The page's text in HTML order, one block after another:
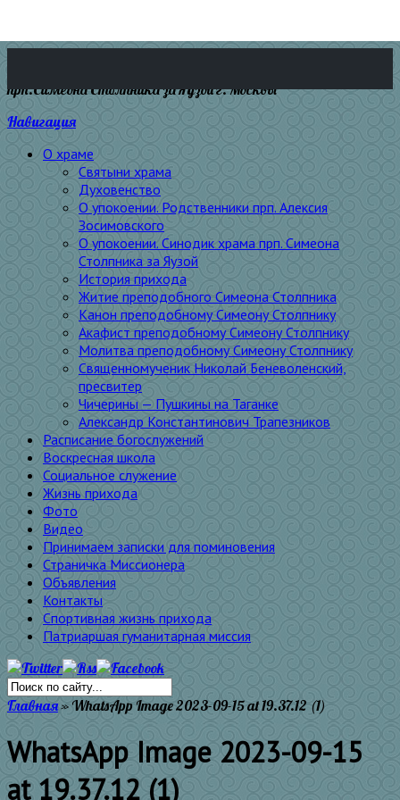
прп.Симеона Столпника за Яузой г. Москвы
Навигация
О храме
Святыни храма
Духовенство
О упокоении. Родственники прп. Алексия
Зосимовского
О упокоении. Синодик храма прп. Симеона
Столпника за Яузой
История прихода
Житие преподобного Симеона Столпника
Канон преподобному Симеону Столпнику
Акафист преподобному Симеону Столпнику
Молитва преподобному Симеону Столпнику
Священномученик Николай Беневоленский,
пресвитер
Чичерины — Пушкины на Таганке
Александр Константинович Трапезников
Расписание богослужений
Воскресная школа
Социальное служение
Жизнь прихода
Фото
Видео
Принимаем записки для поминовения
Страничка Миссионера
Объявления
Контакты
Спортивная жизнь прихода
Патриаршая гуманитарная миссия
Главная» WhatsApp Image 2023-09-15 at 19.37.12 (1)
WhatsApp Image 2023-09-15
at 19.37.12 (1)